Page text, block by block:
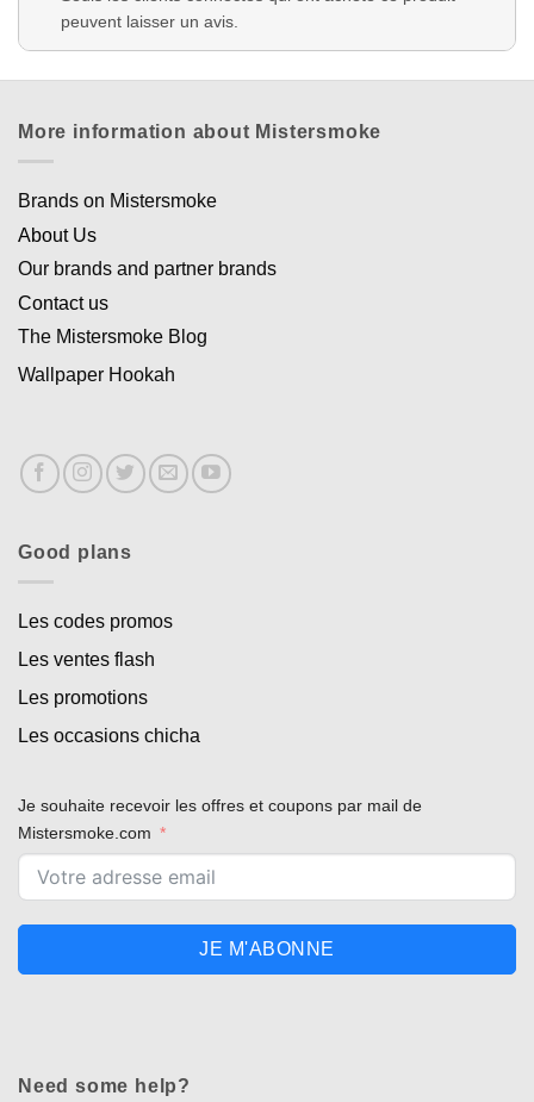
peuvent laisser un avis.
More information about Mistersmoke
Brands on Mistersmoke
About Us
Our brands and partner brands
Contact us
The Mistersmoke Blog
Wallpaper Hookah
Good plans
Les codes promos
Les ventes flash
Les promotions
Les occasions chicha
Je souhaite recevoir les offres et coupons par mail de
Mistersmoke.com
JE M'ABONNE
Need some help?